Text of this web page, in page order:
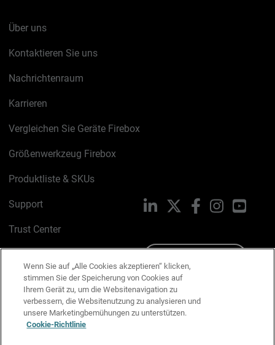
Über uns
Kontaktieren Sie uns
Nachrichtenraum
Karrieren
Vergleichen Sie Geräte Firebox
Größenwerkzeug Firebox
Produktliste & SKUs
Support
Trust Center
Cookie-Richtlinie
Datenschutzrichtlinie
Media & Brand Kit
LinkedIn FacebookInstagram
Wenn Sie auf „Alle Cookies akzeptieren“ klicken,
stimmen Sie der Speicherung von Cookies auf
Ihrem Gerät zu, um die Websitenavigation zu
verbessern, die Websitenutzung zu analysieren und
unsere Marketingbemühungen zu unterstützen.
Cookie-Richtlinie